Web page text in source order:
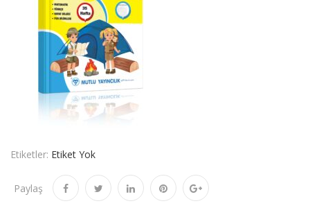
Etiketler: Etiket Yok
Paylaş